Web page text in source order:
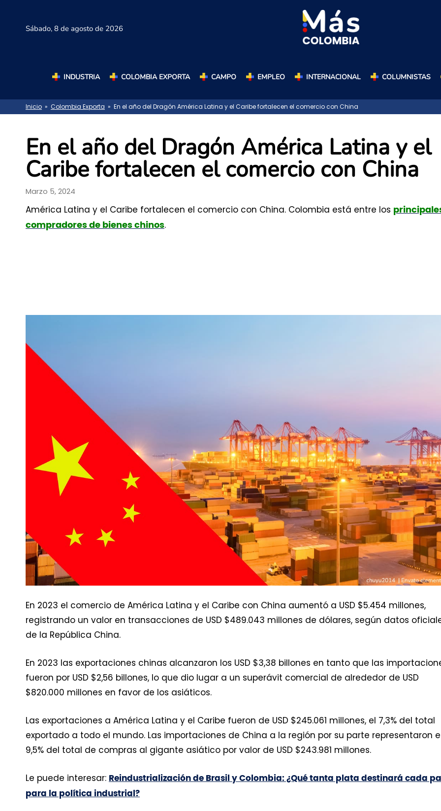
Sábado, 8 de agosto de 2026
INDUSTRIA COLOMBIA EXPORTA CAMPO EMPLEO INTERNACIONAL COLUMNISTAS
Inicio » Colombia Exporta » En el año del Dragón América Latina y el Caribe fortalecen el comercio con China
En el año del Dragón América Latina y el
Caribe fortalecen el comercio con China
Marzo 5, 2024
América Latina y el Caribe fortalecen el comercio con China. Colombia está entre los
compradores de bienes chinos.
En 2023 el comercio de América Latina y el Caribe con China aumentó a USD $5.454 millones,
registrando un valor en transacciones de USD $489.043 millones de dólares, según datos
de la República China.
En 2023 las exportaciones chinas alcanzaron los USD $3,38 billones en tanto que las
fueron por USD $2,56 billones, lo que dio lugar a un superávit comercial de alrededor de USD
$820.000 millones en favor de los asiáticos.
Las exportaciones a América Latina y el Caribe fueron de USD $245.061 millones, el 7,3% del total
exportado a todo el mundo. Las importaciones de China a la región por su parte representaron
9,5% del total de compras al gigante asiático por valor de USD $243.981 millones.
Le puede interesar: Reindustrialización de Brasil y Colombia: ¿Qué tanta plata destinará cada
para la política industrial?